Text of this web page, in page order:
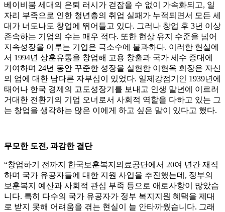
베이비붐 세대의 은퇴 러시가 걷잡을 수 없이 가속화되고, 일
자리 부족으로 인한 청년층의 취업 실패가 누적되면서 모든 세
대가 너도나도 창업에 뛰어들고 있다. 그러나 창업 후 3년 이상
존속하는 기업의 수는 매우 적다. 또한 현상 유지 수준을 넘어
지속성장을 이루는 기업은 극소수에 불과하다. 이러한 현실에
서 1994년 상훈유통을 창업해 고용 창출과 국가 세수 증대에
기여하며 24년 동안 꾸준한 성장을 실현한 이현옥 회장은 자신
의 업에 대한 남다른 자부심이 있었다. 일제강점기인 1939년에
태어나 한국 경제의 고도성장기를 보내고 인생 말년에 이르러
거대한 전환기의 기업 오너로서 사회적 역할을 다하고 있는 그
는 창업을 생각하는 많은 이에게 하고 싶은 말이 있다고 했다.
무모한 도전, 과감한 결단
“창업하기 전까지 한국보훈복지의료공단에서 20여 년간 재직
하며 국가 유공자들에 대한 지원 사업을 추진했는데, 정부의
보훈복지 예산과 사회적 관심 부족 등으로 애로사항이 많았습
니다. 특히 다수의 국가 유공자가 정부 복지지원 혜택을 제대
로 받지 못해 어려움을 겪는 현실이 늘 안타까웠습니다. 그래